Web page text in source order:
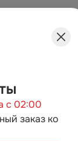
с 02:00
заказ ко